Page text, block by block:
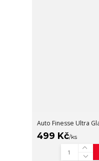
Auto Finesse Ultra
499 Kč/ks